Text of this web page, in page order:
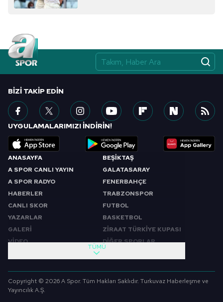
ANASAYFA
A SPOR CANLI YAYIN
A SPOR RADYO
HABERLER
CANLI SKOR
YAZARLAR
GALERİ
VİDEO
BEŞİKTAŞ
GALATASARAY
FENERBAHÇE
TRABZONSPOR
FUTBOL
BASKETBOL
ZİRAAT TÜRKİYE KUPASI
DİĞER SPORLAR
SABAH SPORU
SPOR GÜNDEMİ
FUTBOL
TÜMÜ
BIZI TAKIP EDIN
UYGULAMALARIMIZI İNDİRİN!
Copyright © 2026 A Spor. Tüm Hakları Saklıdır. Turkuvaz Haberleşme ve
Yayıncılık A.Ş.